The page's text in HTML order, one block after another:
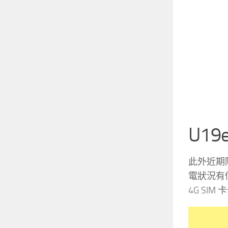
此外近
電狀況有
4G SIM